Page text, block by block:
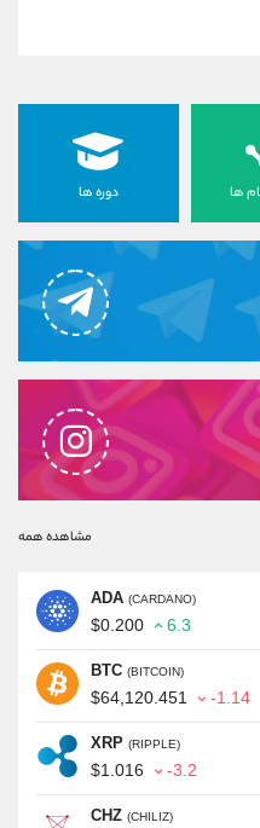
ها دوره ها
مشاهده همه
ADA (CARDANO)
$0.200 6.3
BTC (BITCOIN)
$64,120.451 -1.14
XRP (RIPPLE)
$1.016 -3.2
CHZ (CHILIZ)